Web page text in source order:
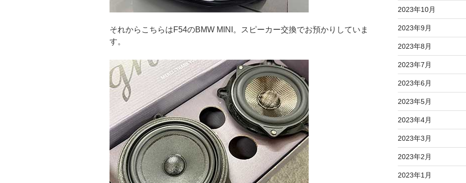
それからこちらはF54のBMW MINI。スピーカー交換でお預かりしていま
す。
2023年10月
2023年9月
2023年8月
2023年7月
2023年6月
2023年5月
2023年4月
2023年3月
2023年2月
2023年1月